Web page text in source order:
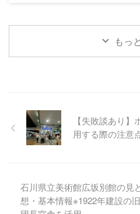
もっ
【失敗談あり
用する際の注意
石川県立美術館広坂別館の見
想・基本情報※1922年建設の